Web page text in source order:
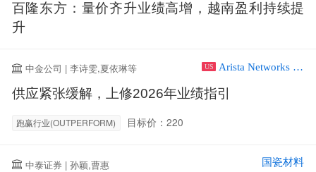
百隆东方：量价齐升业绩高增，越南盈利持续提
升
中金公司 | 李诗雯,夏依琳等 US Arista Networks Inc
供应紧张缓解，上修2026年业绩指引
跑赢行业(OUTPERFORM) 目标价：220
中泰证券 | 孙颖,曹惠 国瓷材料